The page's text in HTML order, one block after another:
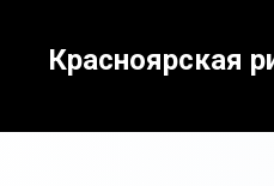
Красноярская